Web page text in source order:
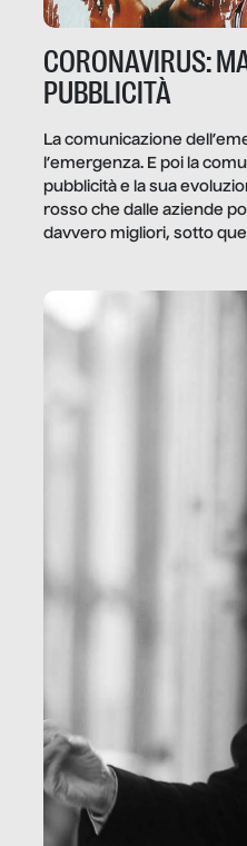
CORONAVIRUS:
PUBBLICITÀ
La comunicazione
l’emergenza. E poi la
pubblicità e la sua
rosso che dalle aziende
davvero migliori, sotto